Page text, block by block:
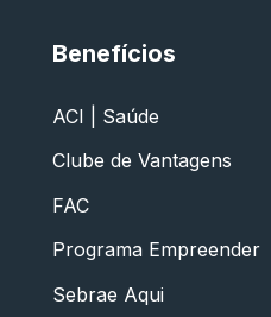
Benefícios
ACI | Saúde
Clube de Vantagens
FAC
Programa Empreender
Sebrae Aqui